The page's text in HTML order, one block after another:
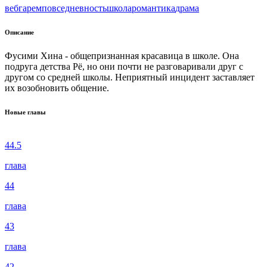
вебгаремповседневностьшколаромантикадрама
Описание
Фусими Хина - общепризнанная красавица в школе. Она
подруга детства Рё, но они почти не разговаривали друг с
другом со средней школы. Неприятный инцидент заставляет
их возобновить общение.
Новые главы
44.5
глава
44
глава
43
глава